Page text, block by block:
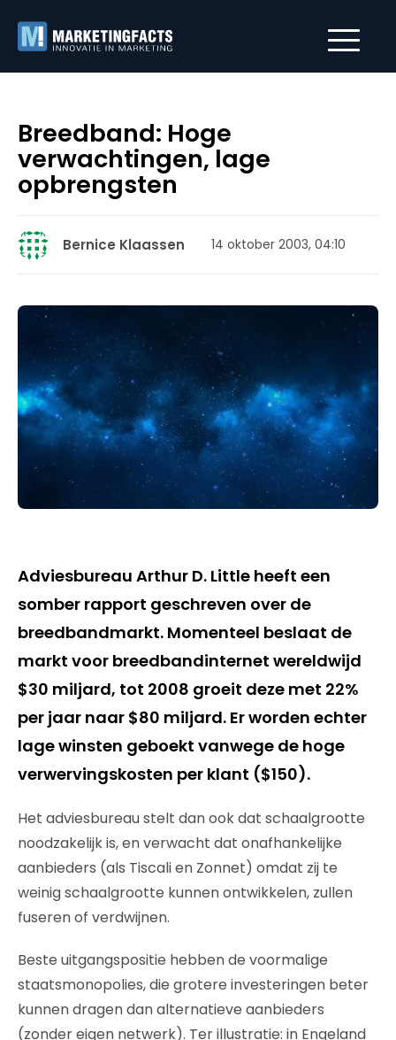
Breedband: Hoge
verwachtingen, lage
opbrengsten
Bernice Klaassen 14 oktober 2003, 04:10
Adviesbureau Arthur D. Little heeft een
somber rapport geschreven over de
breedbandmarkt. Momenteel beslaat de
markt voor breedbandinternet wereldwijd
$30 miljard, tot 2008 groeit deze met 22%
per jaar naar $80 miljard. Er worden echter
lage winsten geboekt vanwege de hoge
verwervingskosten per klant ($150).
Het adviesbureau stelt dan ook dat schaalgrootte
noodzakelijk is, en verwacht dat onafhankelijke
aanbieders (als Tiscali en Zonnet) omdat zij te
weinig schaalgrootte kunnen ontwikkelen, zullen
fuseren of verdwijnen.
Beste uitgangspositie hebben de voormalige
staatsmonopolies, die grotere investeringen beter
kunnen dragen dan alternatieve aanbieders
(zonder eigen netwerk). Ter illustratie: in Engeland